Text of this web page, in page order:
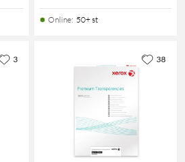
Online: 50+ st
3 38